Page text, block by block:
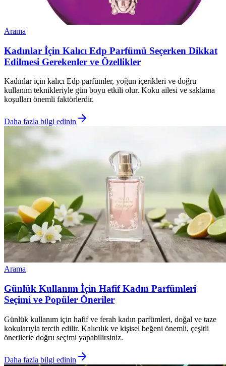
Arama
Kadınlar İçin Kalıcı Edp Parfümü Seçerken Dikkat
Edilmesi Gerekenler ve Özellikler
Kadınlar için kalıcı Edp parfümler, yoğun içerikleri ve doğru
kullanım teknikleriyle gün boyu etkili olur. Koku ailesi ve saklama
koşulları önemli faktörlerdir.
Daha fazla bilgi edinin
Arama
Günlük Kullanım İçin Hafif Kadın Parfümleri
Seçimi ve Popüler Öneriler
Günlük kullanım için hafif ve ferah kadın parfümleri, doğal ve taze
kokularıyla tercih edilir. Kalıcılık ve kişisel beğeni önemli, çeşitli
önerilerle doğru seçimi yapabilirsiniz.
Daha fazla bilgi edinin